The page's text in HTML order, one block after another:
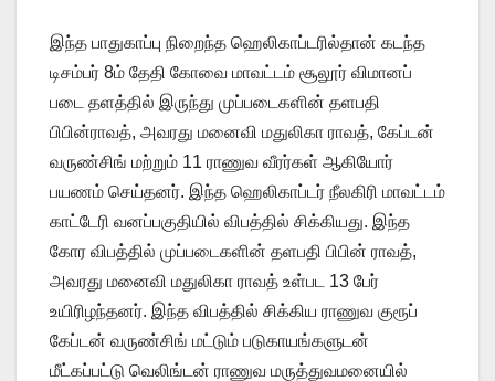
இந்த பாதுகாப்பு நிறைந்த ஹெலிகாப்டரில்தான் கடந்த
டிசம்பர் 8ம் தேதி கோவை மாவட்டம் சூலூர் விமானப்
படை தளத்தில் இருந்து முப்படைகளின் தளபதி
பிபின்ராவத், அவரது மனைவி மதுலிகா ராவத், கேப்டன்
வருண்சிங் மற்றும் 11 ராணுவ வீரர்கள் ஆகியோர்
பயணம் செய்தனர். இந்த ஹெலிகாப்டர் நீலகிரி மாவட்டம்
காட்டேரி வனப்பகுதியில் விபத்தில் சிக்கியது. இந்த
கோர விபத்தில் முப்படைகளின் தளபதி பிபின் ராவத்,
அவரது மனைவி மதுலிகா ராவத் உள்பட 13 பேர்
உயிரிழந்தனர். இந்த விபத்தில் சிக்கிய ராணுவ குரூப்
கேப்டன் வருண்சிங் மட்டும் படுகாயங்களுடன்
மீட்கப்பட்டு வெலிங்டன் ராணுவ மருத்துவமனையில்